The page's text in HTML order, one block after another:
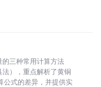
三种常用计算方法
法），重点解析了黄铜
公式的差异，并提供实